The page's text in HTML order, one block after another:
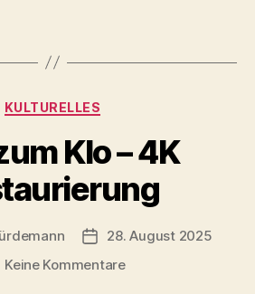
Demetre
Kategorien
KULTURELLES
Klo – 4K
Beitragsdatum
28. August 2025
Keine Kommentarezu